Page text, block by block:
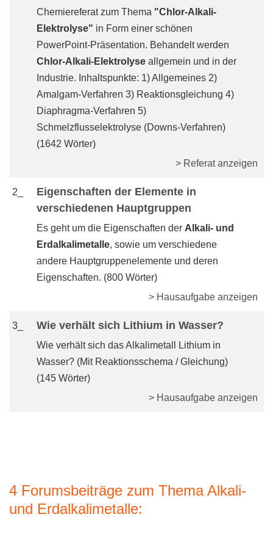
Chemiereferat zum Thema "Chlor-Alkali-
Elektrolyse" in Form einer schönen
PowerPoint-Präsentation. Behandelt werden
Chlor-Alkali-Elektrolyse allgemein und in der
Industrie. Inhaltspunkte: 1) Allgemeines 2)
Amalgam-Verfahren 3) Reaktionsgleichung 4)
Diaphragma-Verfahren 5)
Schmelzflusselektrolyse (Downs-Verfahren)
(1642 Wörter)
> Referat anzeigen
2_
Eigenschaften der Elemente in
verschiedenen Hauptgruppen
Es geht um die Eigenschaften der Alkali- und
Erdalkalimetalle, sowie um verschiedene
andere Hauptgruppenelemente und deren
Eigenschaften. (800 Wörter)
> Hausaufgabe anzeigen
3_ Wie verhält sich Lithium in Wasser?
Wie verhält sich das Alkalimetall Lithium in
Wasser? (Mit Reaktionsschema / Gleichung)
(145 Wörter)
> Hausaufgabe anzeigen
4 Forumsbeiträge zum Thema Alkali-
und Erdalkalimetalle: